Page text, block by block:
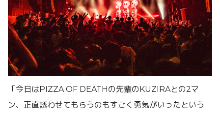
「今日はPIZZA OF DEATHの先輩のKUZIRAとの2マ
ン、正直誘わせてもらうのもすごく勇気がいったという